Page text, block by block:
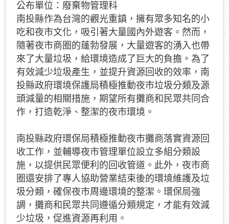
公布單位：廢棄物管理科
南投縣作為台灣的觀光重鎮，擁有眾多知名的小
吃和夜市文化，吸引著大量國內外遊客。然而，
隨著夜市商圈的蓬勃發展，大量遊客的湧入也帶
來了大量垃圾，給環境造成了巨大的負擔。為了
有效減少垃圾產生，並提升資源回收的效率，南
投縣政府環境保護局積極推動夜市垃圾分類及源
頭減量的相關措施，期望所有攤商和民眾共同合
作，打造乾淨、整潔的夜市環境。
南投縣政府環保局積極推動夜市攤商落實資源回
收工作，並輔導夜市管理單位設立多組分類設
施，以提供民眾便利的回收管道。此外，夜市商
圈還安排了專人協助營業結束後的環境維護及垃
圾分類，確保夜市周邊環境的整潔。環保局強
調，攤商和民眾共同遵循分類規定，才能有效減
少垃圾，促進資源再利用。